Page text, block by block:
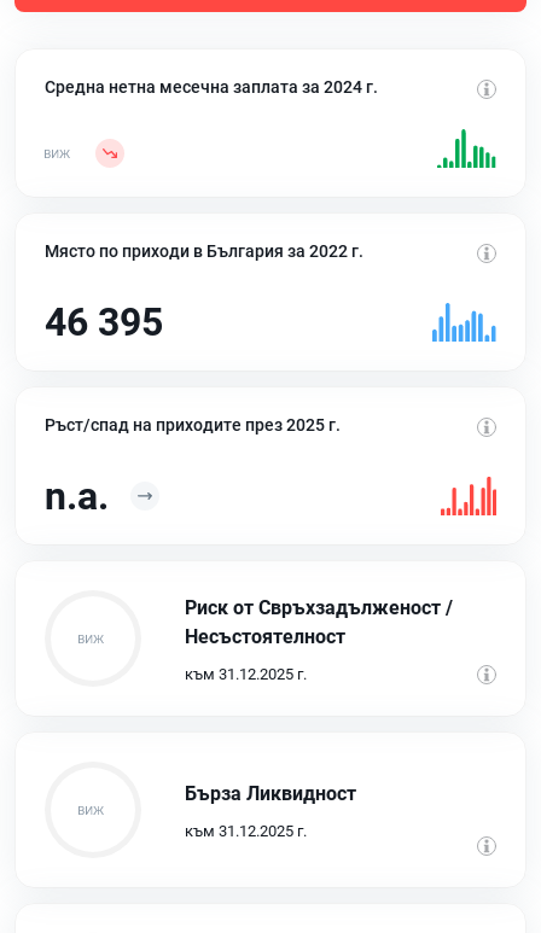
Средна нетна месечна заплата за 2024 г.
Място по приходи в България за 2022 г.
46 395
Ръст/спад на приходите през 2025 г.
n.a.
Риск от Свръхзадълженост /
Несъстоятелност
към 31.12.2025 г.
Бърза Ликвидност
към 31.12.2025 г.